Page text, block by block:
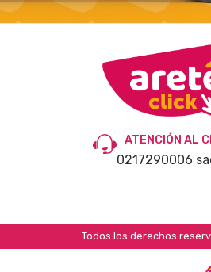
ATENCIÓN AL
0217290006
Todos los derechos